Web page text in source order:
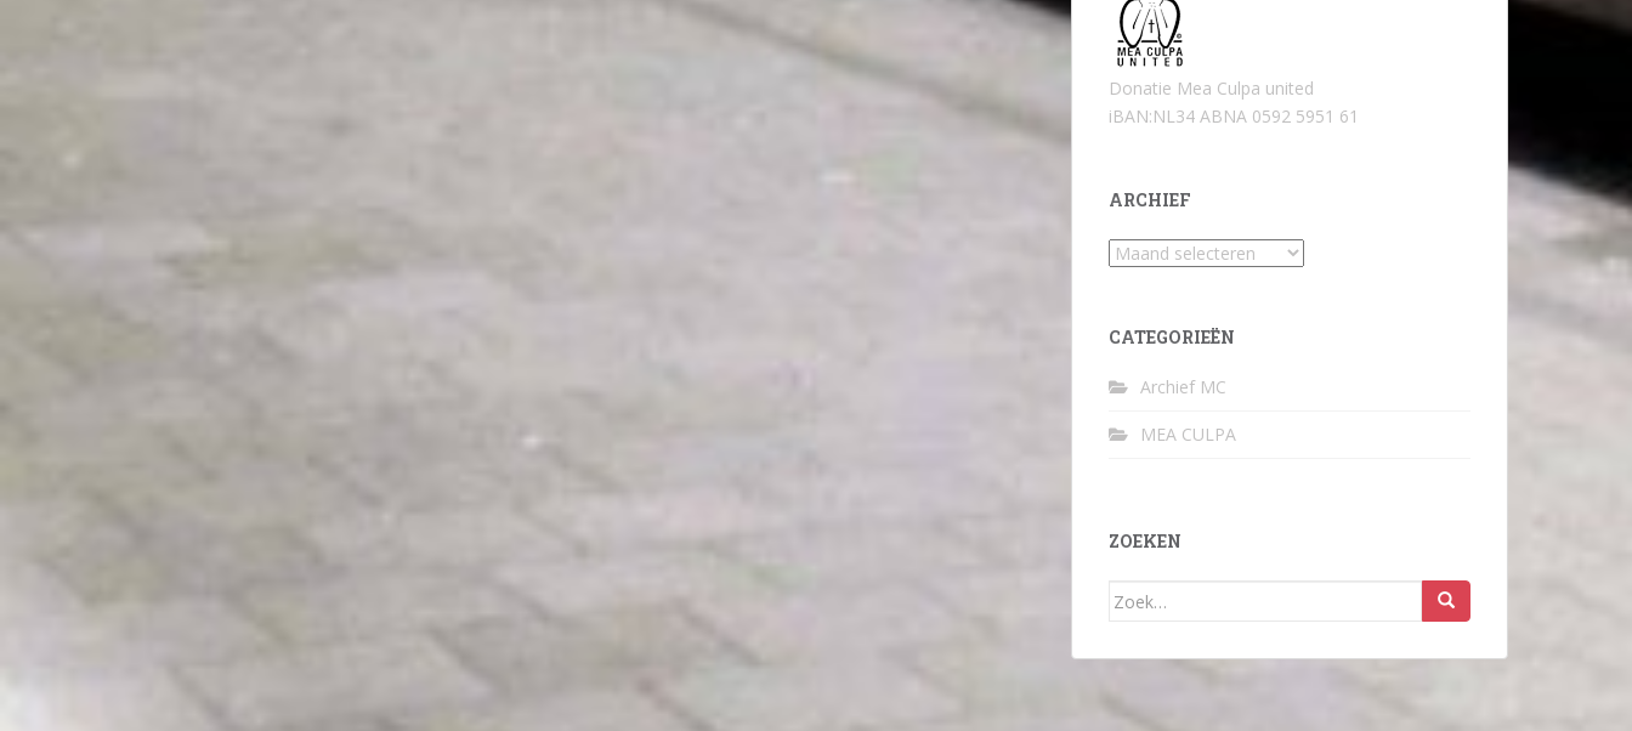
Donatie Mea Culpa united
iBAN:NL34 ABNA 0592 5951 61
ARCHIEF
Archief
CATEGORIEËN
Archief MC
MEA CULPA
ZOEKEN
Zoek